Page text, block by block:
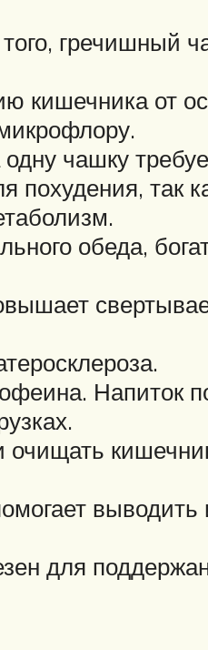
гречишный
кишечника от
чашку
похудения, так
обеда,
Напиток
очищать
выводить
для